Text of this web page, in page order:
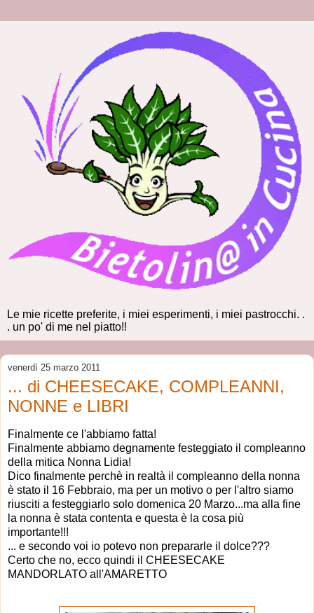
Le mie ricette preferite, i miei esperimenti, i miei pastrocchi. .
. un po' di me nel piatto!!
venerdì 25 marzo 2011
... di CHEESECAKE, COMPLEANNI,
NONNE e LIBRI
Finalmente ce l'abbiamo fatta!
Finalmente abbiamo degnamente festeggiato il compleanno
della mitica Nonna Lidia!
Dico finalmente perchè in realtà il compleanno della nonna
è stato il 16 Febbraio, ma per un motivo o per l'altro siamo
riusciti a festeggiarlo solo domenica 20 Marzo...ma alla fine
la nonna è stata contenta e questa è la cosa più
importante!!!
... e secondo voi io potevo non prepararle il dolce???
Certo che no, ecco quindi il CHEESECAKE
MANDORLATO all'AMARETTO